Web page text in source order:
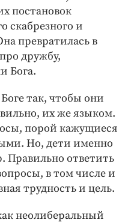
постановок
скабрезного и
превратилась в
дружбу,
Бога.
так, чтобы они
их же языком.
порой кажущиеся
Но, дети именно
ответить
в том числе и
трудность и цель.
неолиберальный